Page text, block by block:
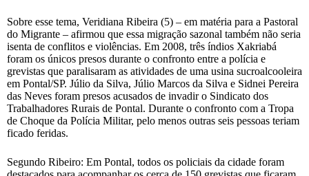
Sobre esse tema, Veridiana Ribeira (5) – em matéria para a Pastoral
do Migrante – afirmou que essa migração sazonal também não seria
isenta de conflitos e violências. Em 2008, três índios Xakriabá
foram os únicos presos durante o confronto entre a polícia e
grevistas que paralisaram as atividades de uma usina sucroalcooleira
em Pontal/SP. Júlio da Silva, Júlio Marcos da Silva e Sidnei Pereira
das Neves foram presos acusados de invadir o Sindicato dos
Trabalhadores Rurais de Pontal. Durante o confronto com a Tropa
de Choque da Polícia Militar, pelo menos outras seis pessoas teriam
ficado feridas.
Segundo Ribeiro: Em Pontal, todos os policiais da cidade foram